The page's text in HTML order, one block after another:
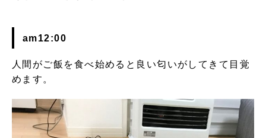
am12:00
人間がご飯を食べ始めると良い匂いがしてきて目覚
めます。